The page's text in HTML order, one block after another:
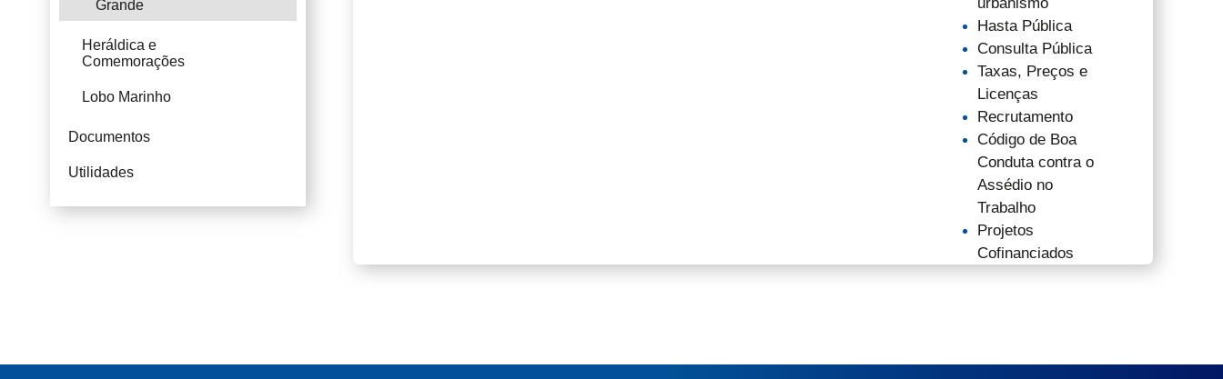
Hasta Pública
Consulta Pública
Taxas, Preços e
Licenças
Recrutamento
Código de Boa
Conduta contra o
Assédio no
Trabalho
Projetos
Cofinanciados
Grande
Heráldica e
Comemorações
Lobo Marinho
Documentos
Utilidades